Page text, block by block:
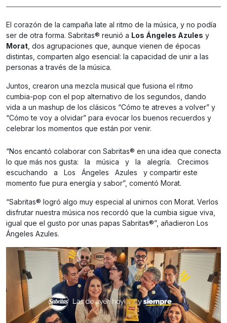
El corazón de la campaña late al ritmo de la música, y no podía
ser de otra forma. Sabritas® reunió a Los Ángeles Azules y
Morat, dos agrupaciones que, aunque vienen de épocas
distintas, comparten algo esencial: la capacidad de unir a las
personas a través de la música.
Juntos, crearon una mezcla musical que fusiona el ritmo
cumbia-pop con el pop alternativo de los segundos, dando
vida a un mashup de los clásicos “Cómo te atreves a volver” y
“Cómo te voy a olvidar” para evocar los buenos recuerdos y
celebrar los momentos que están por venir.
“Nos encantó colaborar con Sabritas® en una idea que conecta
lo que más nos gusta: la música y la alegría. Crecimos
escuchando a Los Ángeles Azules y compartir este
momento fue pura energía y sabor”, comentó Morat.
“Sabritas® logró algo muy especial al unirnos con Morat. Verlos
disfrutar nuestra música nos recordó que la cumbia sigue viva,
igual que el gusto por unas papas Sabritas®”, añadieron Los
Ángeles Azules.